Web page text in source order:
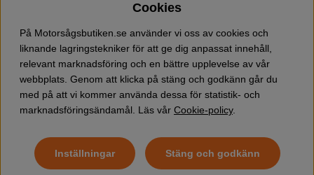
fokus mot entusiaster och professionella användare av
motorsågar. Vi erbjuder ett brett sortiment av
Husqvarna motorsågarsamt alla tänkbaratillbehör
du kan behöva vid trädfällning, gallring och allmän
skogsskötsel. Välkommen att handla din Husqvarna
motorsåg och tillbehör online hos oss!
Cookies
På Motorsågsbutiken.se använder vi oss av cookies och
liknande lagringstekniker för att ge dig anpassat innehåll,
relevant marknadsföring och en bättre upplevelse av vår
webbplats. Genom att klicka på stäng och godkänn går du
med på att vi kommer använda dessa för statistik- och
marknadsföringsändamål. Läs vår Cookie-policy.
Inställningar Stäng och godkänn